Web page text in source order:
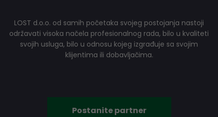
LOST d.o.o. od samih početaka svojeg postojanja nastoji
održavati visoka načela profesionalnog rada, bilo u kvaliteti
svojih usluga, bilo u odnosu kojeg izgrađuje sa svojim
klijentima ili dobavljačima.
Postanite partner